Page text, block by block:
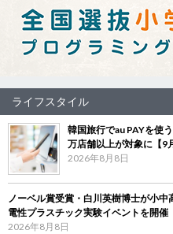
ライフスタイル
韓国旅行でau PAYを使
万店舗以上が対象に【9
2026年8月8日
ノーベル賞受賞・白川英樹博士が小
電性プラスチック実験イベントを開催
2026年8月8日